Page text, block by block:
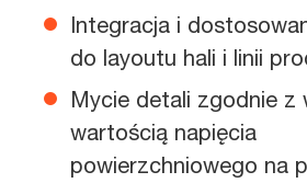
Integracja i
do layoutu hali i linii
Mycie detali zgodnie z
wartością napięcia
powierzchniowego na